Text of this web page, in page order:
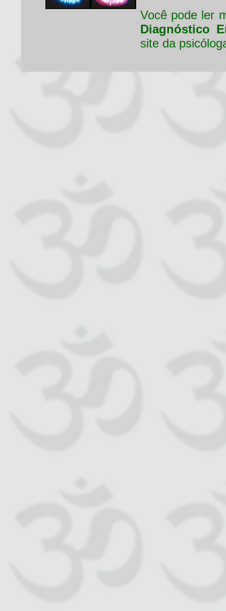
Você pode ler
Diagnóstico
site da